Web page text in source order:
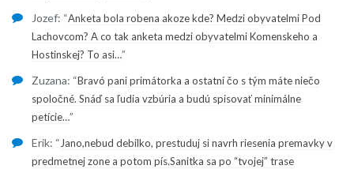
Jozef: “Anketa bola robena akoze kde? Medzi obyvatelmi Pod
Lachovcom? A co tak anketa medzi obyvatelmi Komenskeho a
Hostinskej? To asi…”
Zuzana: “Bravó pani primátorka a ostatní čo s tým máte niečo
spoločné. Snáď sa ľudia vzbúria a budú spisovať minimálne
petície…”
Erik: “Jano,nebud debilko, prestuduj si navrh riesenia premavky v
predmetnej zone a potom pís.Sanitka sa po “tvojej” trase